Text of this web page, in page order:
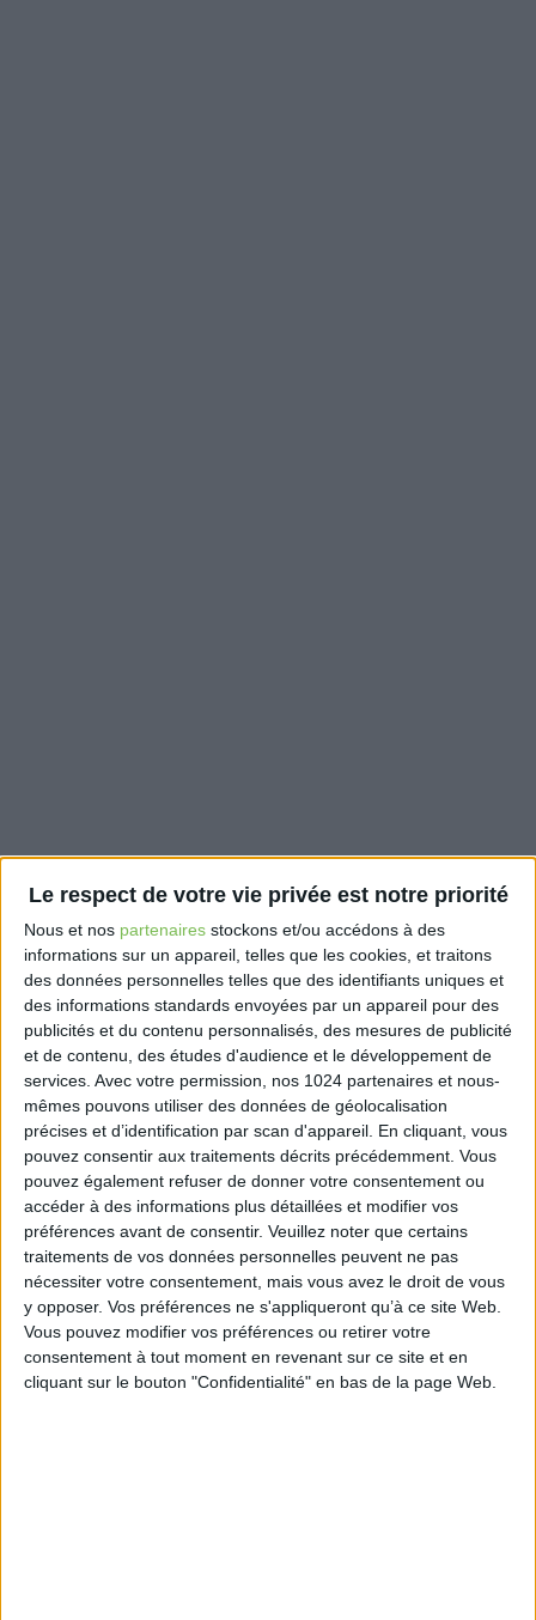
Le respect de votre vie privée est notre priorité
Nous et nos partenaires stockons et/ou accédons à des
informations sur un appareil, telles que les cookies, et traitons
des données personnelles telles que des identifiants uniques et
des informations standards envoyées par un appareil pour des
publicités et du contenu personnalisés, des mesures de publicité
et de contenu, des études d'audience et le développement de
services. Avec votre permission, nos 1024 partenaires et nous-
mêmes pouvons utiliser des données de géolocalisation
précises et d’identification par scan d'appareil. En cliquant, vous
pouvez consentir aux traitements décrits précédemment. Vous
pouvez également refuser de donner votre consentement ou
accéder à des informations plus détaillées et modifier vos
préférences avant de consentir. Veuillez noter que certains
traitements de vos données personnelles peuvent ne pas
nécessiter votre consentement, mais vous avez le droit de vous
y opposer. Vos préférences ne s'appliqueront qu’à ce site Web.
Vous pouvez modifier vos préférences ou retirer votre
consentement à tout moment en revenant sur ce site et en
cliquant sur le bouton "Confidentialité" en bas de la page Web.